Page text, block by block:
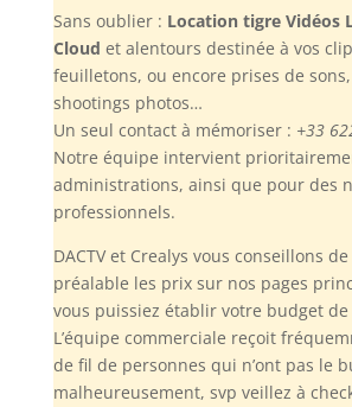
Sans oublier : Location tigre Vidéos
Cloud et alentours destinée à vos
feuilletons, ou encore prises de
shootings photos…
Un seul contact à mémoriser : +33
Notre équipe intervient
administrations, ainsi que pour des
professionnels.
DACTV et Crealys vous conseillons
préalable les prix sur nos pages
vous puissiez établir votre budget
L’équipe commerciale reçoit
de fil de personnes qui n’ont pas le
malheureusement, svp veillez à